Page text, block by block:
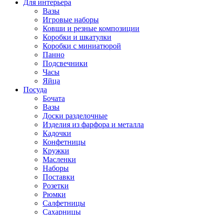
Для интерьера
Вазы
Игровые наборы
Ковши и резные композиции
Коробки и шкатулки
Коробки с миниатюрой
Панно
Подсвечники
Часы
Яйца
Посуда
Бочата
Вазы
Доски разделочные
Изделия из фарфора и металла
Кадочки
Конфетницы
Кружки
Масленки
Наборы
Поставки
Розетки
Рюмки
Салфетницы
Сахарницы